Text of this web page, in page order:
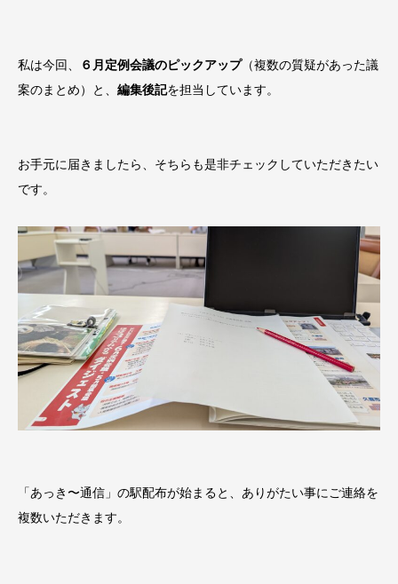
私は今回、 ６月定例会議のピックアップ（複数の質疑があった議
案のまとめ）と、 編集後記を担当しています。
お手元に届きましたら、そちらも是非チェックしていただきたい
です。
「あっき〜通信」の駅配布が始まると、ありがたい事にご連絡を
複数いただきます。